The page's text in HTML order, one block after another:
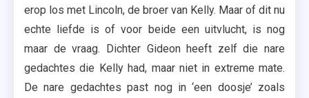
erop los met Lincoln, de broer van Kelly. Maar of dit nu
echte liefde is of voor beide een uitvlucht, is nog
maar de vraag. Dichter Gideon heeft zelf die nare
gedachtes die Kelly had, maar niet in extreme mate.
De nare gedachtes past nog in ‘een doosje’ zoals